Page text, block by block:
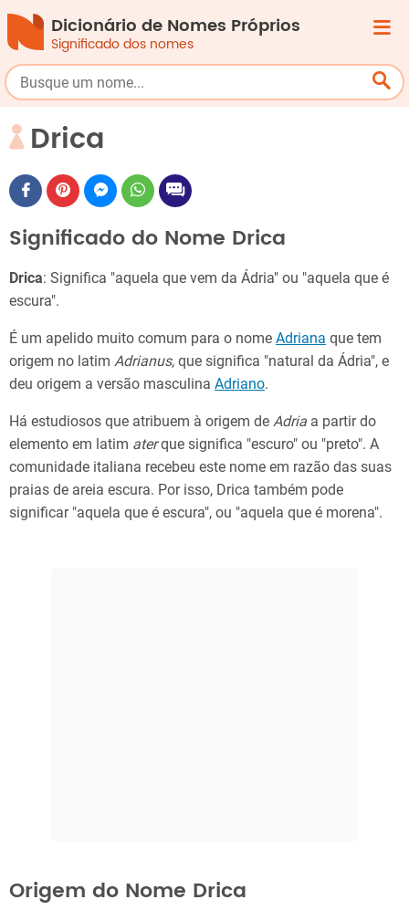
Dicionário de Nomes Próprios
Significado dos nomes
Drica
Significado do Nome Drica
Drica: Significa "aquela que vem da Ádria" ou "aquela que é
escura".
É um apelido muito comum para o nome Adriana que tem
origem no latim Adrianus, que significa "natural da Ádria", e
deu origem a versão masculina Adriano.
Há estudiosos que atribuem à origem de Adria a partir do
elemento em latim aterque significa "escuro" ou "preto". A
comunidade italiana recebeu este nome em razão das suas
praias de areia escura. Por isso, Drica também pode
significar "aquela que é escura", ou "aquela que é morena".
Origem do Nome Drica